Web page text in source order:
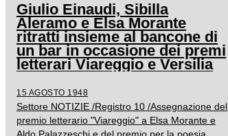
Giulio Einaudi, Sibilla
Aleramo e Elsa Morante
ritratti insieme al bancone di
un bar in occasione dei premi
letterari Viareggio e Versilia
15 AGOSTO 1948
Settore NOTIZIE /Registro 10 /Assegnazione del
premio letterario "Viareggio" a Elsa Morante e